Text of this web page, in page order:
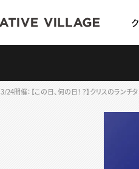
3/24開催：【この日、何の日！？】クリスのラン